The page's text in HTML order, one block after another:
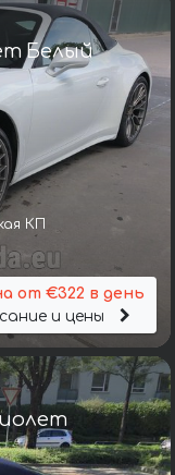
Белый
КП
от €322 в день
и цены